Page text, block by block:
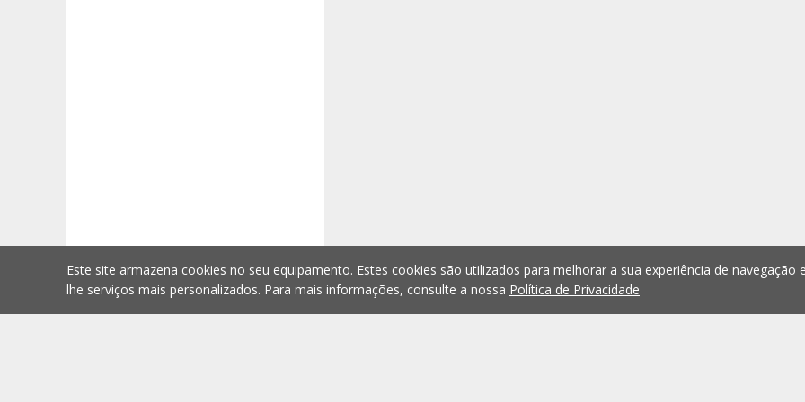
Este site armazena cookies no seu equipamento. Estes cookies são utilizados para melhorar a sua experiência de navegação
lhe serviços mais personalizados. Para mais informações, consulte a nossa Política de Privacidade